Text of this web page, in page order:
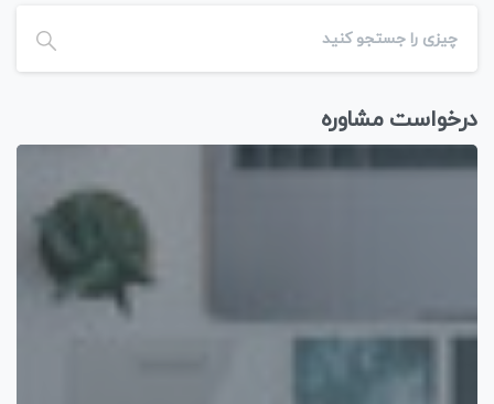
درخواست مشاوره